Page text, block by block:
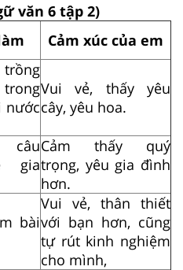
văn 6 tập 2)
Cảm xúc của em
trong
nước
Vui vẻ, thấy yêu
cây, yêu hoa.
gia
Cảm thấy quý
trọng, yêu gia đình
hơn.
bài
Vui vẻ, thân thiết
với bạn hơn, cũng
tự rút kinh nghiệm
cho mình,